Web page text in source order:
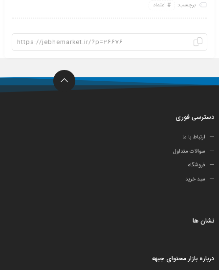
برچسب: اعتماد
دسترسی فوری
ارتباط با ما
سوالات متداول
فروشگاه
سبد خرید
نشان ها
درباره بازار محتوای جبهه